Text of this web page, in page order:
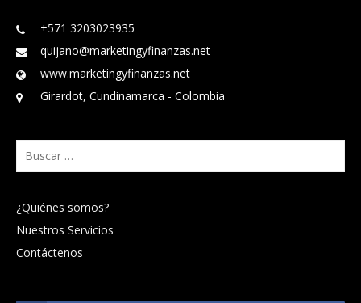
+571 3203023935
quijano@marketingyfinanzas.net
www.marketingyfinanzas.net
Girardot, Cundinamarca - Colombia
Buscar:
¿Quiénes somos?
Nuestros Servicios
Contáctenos